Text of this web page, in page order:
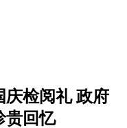
庆检阅礼 政府
贵回忆